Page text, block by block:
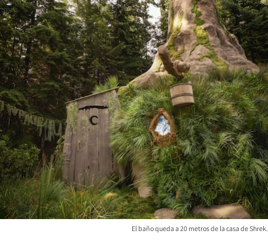
El baño queda a 20 metros de la casa de Shrek.